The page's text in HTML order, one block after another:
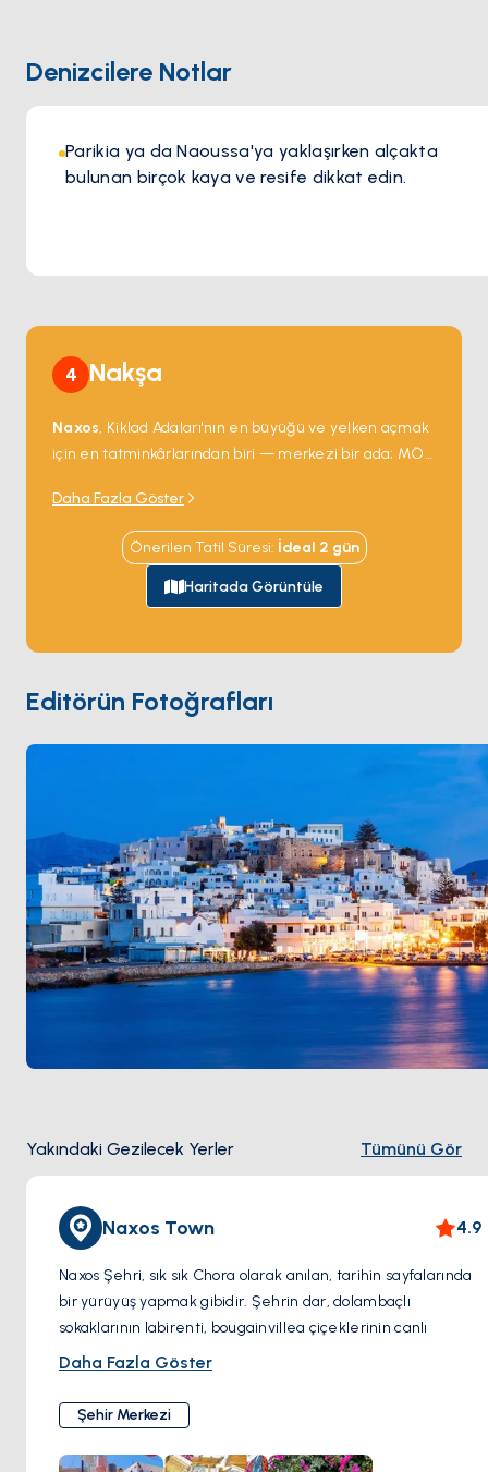
ruhunun mükemmel uyumunu sunan Barbarossa, Paros’ta
Denizcilere Notlar
Parikia ya da Naoussa'ya yaklaşırken alçakta
bulunan birçok kaya ve resife dikkat edin.
4 Nakşa
Naxos, Kiklad Adaları'nın en büyüğü ve yelken açmak
için en tatminkârlarından biri — merkezi bir ada; MÖ
limanın hemen açığındaki bir adacıkta tek başına
duruyor ve her gün batımını çerçeveliyor. Chora eski
şehri limanın arkasındaki tepeye dar Venedik
sokaklarıyla tırmanıyor; batı kıyısı rüzgâr sörfçüleri ile
aile charter'larını eşit çeken 12 kilometrelik kumlu plaj
zeytinyağı, Naksos peyniri ve yavaş meyhaneleri
barındırıyor. NaxosParos'tan 90 dakika ve
Santorini'den 3 saatlik yelken mesafesinde. Sezon
Daha Fazla Göster
Önerilen Tatil Süresi: İdeal 2 gün
Haritada Görüntüle
Editörün Fotoğrafları
Yakındaki Gezilecek Yerler Tümünü Gör
Naxos Town 4.9
Naxos Şehri, sık sık Chora olarak anılan, tarihin sayfalarında
bir yürüyüş yapmak gibidir. Şehrin dar, dolambaçlı
sokaklarının labirenti, bougainvillea çiçeklerinin canlı
renklerle bezenmiş beyaz badanalı evlerle bir mozaiktir.
konumlanmış ikonik antik mermer bir geçit olan muhteşem
Portara'ya rastlayacaksınız. Bu anıtsal yapı, Apollon'a
adanmış bir tapınağın kalıntılarıdır ve özellikle gün
Daha Fazla Göster
Şehir Merkezi